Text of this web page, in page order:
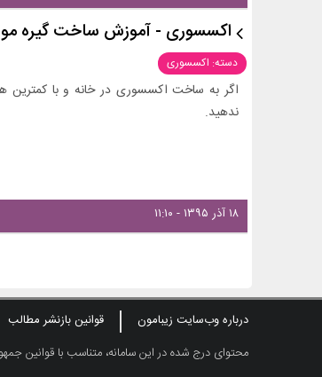
اکسسوری - آموزش ساخت گیره‌ مو
دسته: اکسسوری
اگر به ساخت اکسسوری در خانه و با کمترین
ندهید.
۱۸ آذر ۱۳۹۵ - ۱۱:۱۰
درباره وب‌سایت زیبامون
قوانین بازنشر مطالب
محتوای درج شده در این سامانه، متناسب با قوانین